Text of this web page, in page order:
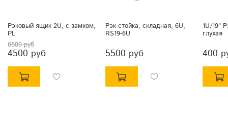
Рэковый ящик 2U, с замком,
PL
6500 руб
4500 руб
Рэк стойка, складная, 6U,
RS19-6U
5500 руб
1U/19"
глухая
400